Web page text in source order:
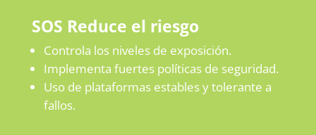
SOS Reduce el riesgo
Controla los niveles de exposición.
Implementa fuertes políticas de seguridad.
Uso de plataformas estables y tolerante a
fallos.